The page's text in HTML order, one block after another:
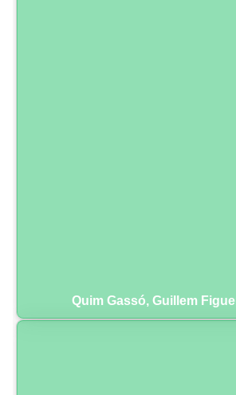
Quim Gassó, Guillem